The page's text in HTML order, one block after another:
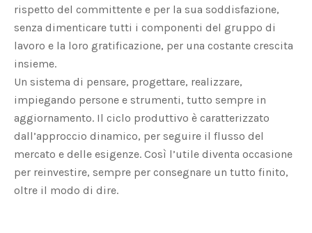
rispetto del committente e per la sua soddisfazione,
senza dimenticare tutti i componenti del gruppo di
lavoro e la loro gratificazione, per una costante crescita
insieme.
Un sistema di pensare, progettare, realizzare,
impiegando persone e strumenti, tutto sempre in
aggiornamento. Il ciclo produttivo è caratterizzato
dall’approccio dinamico, per seguire il flusso del
mercato e delle esigenze. Così l’utile diventa occasione
per reinvestire, sempre per consegnare un tutto finito,
oltre il modo di dire.